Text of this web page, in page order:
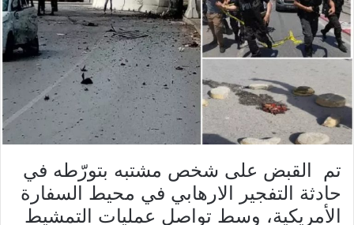
تم القبض على شخص مشتبه بتورّطه في
حادثة التفجير الارهابي في محيط السفارة
الأمريكية، وسط تواصل عمليات التمشيط